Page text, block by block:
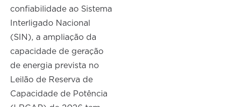
confiabilidade ao Sistema
Interligado Nacional
(SIN), a ampliação da
capacidade de geração
de energia prevista no
Leilão de Reserva de
Capacidade de Potência